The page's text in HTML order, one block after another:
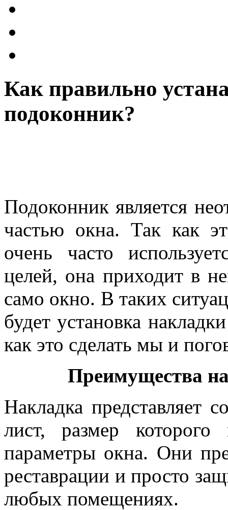
Как правильно
подоконник?
Подоконник является
частью окна. Так как
очень часто
целей, она приходит в
само окно. В таких
будет установка
как это сделать мы и
Преимущества
Накладка представляет
лист, размер
параметры окна. Они
реставрации и просто
любых помещениях.